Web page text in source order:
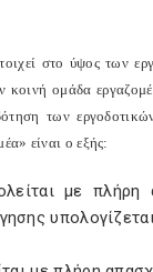
στο ύψος των
κοινή ομάδα
των
είναι ο εξής:
με